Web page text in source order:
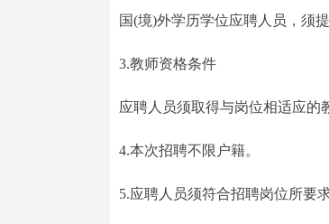
国(境)外学历学位应聘人员，须
3.教师资格条件
应聘人员须取得与岗位相适应的
4.本次招聘不限户籍。
5.应聘人员须符合招聘岗位所要